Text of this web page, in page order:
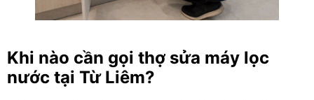
Khi nào cần gọi thợ sửa máy lọc
nước tại Từ Liêm?